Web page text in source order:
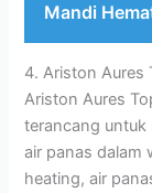
Mandi
4. Ariston Aures
Ariston Aures
terancang untuk
air panas dalam
heating, air